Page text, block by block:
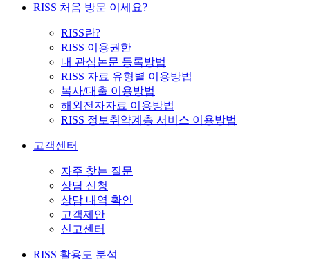
RISS 처음 방문 이세요?
RISS란?
RISS 이용권한
내 관심논문 등록방법
RISS 자료 유형별 이용방법
복사/대출 이용방법
해외전자자료 이용방법
RISS 정보취약계층 서비스 이용방법
고객센터
자주 찾는 질문
상담 신청
상담 내역 확인
고객제안
신고센터
RISS 활용도 분석